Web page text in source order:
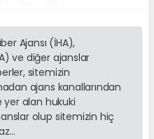
Ajansı (İHA),
ve diğer ajanslar
sitemizin
ajans kanallarından
alan hukuki
olup sitemizin hiç